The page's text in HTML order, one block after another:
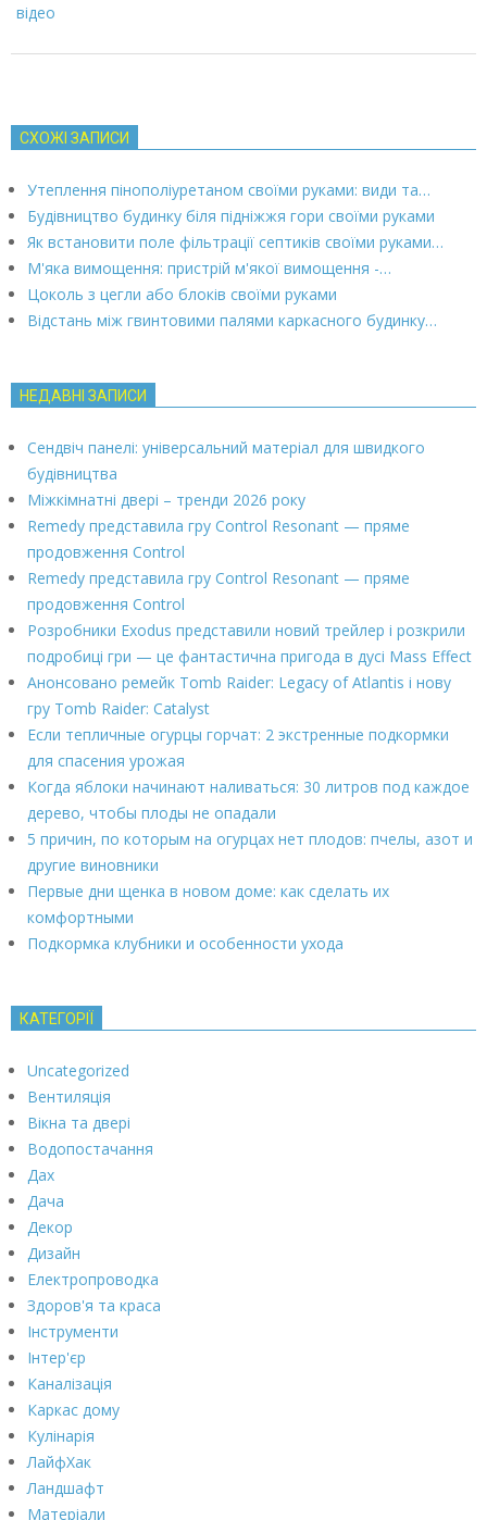
відео
СХОЖІ ЗАПИСИ
Утеплення пінополіуретаном своїми руками: види та…
Будівництво будинку біля підніжжя гори своїми руками
Як встановити поле фільтрації септиків своїми руками…
М'яка вимощення: пристрій м'якої вимощення -…
Цоколь з цегли або блоків своїми руками
Відстань між гвинтовими палями каркасного будинку…
НЕДАВНІ ЗАПИСИ
Сендвіч панелі: універсальний матеріал для швидкого
будівництва
Міжкімнатні двері – тренди 2026 року
Remedy представила гру Control Resonant — пряме
продовження Control
Remedy представила гру Control Resonant — пряме
продовження Control
Розробники Exodus представили новий трейлер і розкрили
подробиці гри — це фантастична пригода в дусі Mass Effect
Анонсовано ремейк Tomb Raider: Legacy of Atlantis і нову
гру Tomb Raider: Catalyst
Если тепличные огурцы горчат: 2 экстренные подкормки
для спасения урожая
Когда яблоки начинают наливаться: 30 литров под каждое
дерево, чтобы плоды не опадали
5 причин, по которым на огурцах нет плодов: пчелы, азот и
другие виновники
Первые дни щенка в новом доме: как сделать их
комфортными
Подкормка клубники и особенности ухода
КАТЕГОРІЇ
Uncategorized
Вентиляція
Вікна та двері
Водопостачання
Дах
Дача
Декор
Дизайн
Електропроводка
Здоров'я та краса
Інструменти
Інтер'єр
Каналізація
Каркас дому
Кулінарія
ЛайфХак
Ландшафт
Матеріали